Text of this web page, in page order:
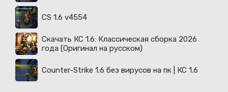
CS 1.6 v4554
Скачать КС 1.6: Классическая сборка 2026
года (Оригинал на русском)
Counter-Strike 1.6 без вирусов на пк | КС 1.6